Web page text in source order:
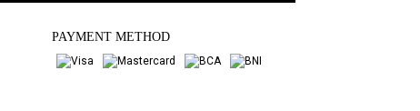
PAYMENT METHOD